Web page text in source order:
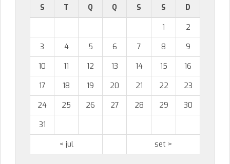
S
T Q Q S S D
1
2
3
4 5 6 7 8
9
10
11 12 13 14 15
16
17
18 19 20 21 22
23
24
25 26 27 28 29
30
31
< jul
set >